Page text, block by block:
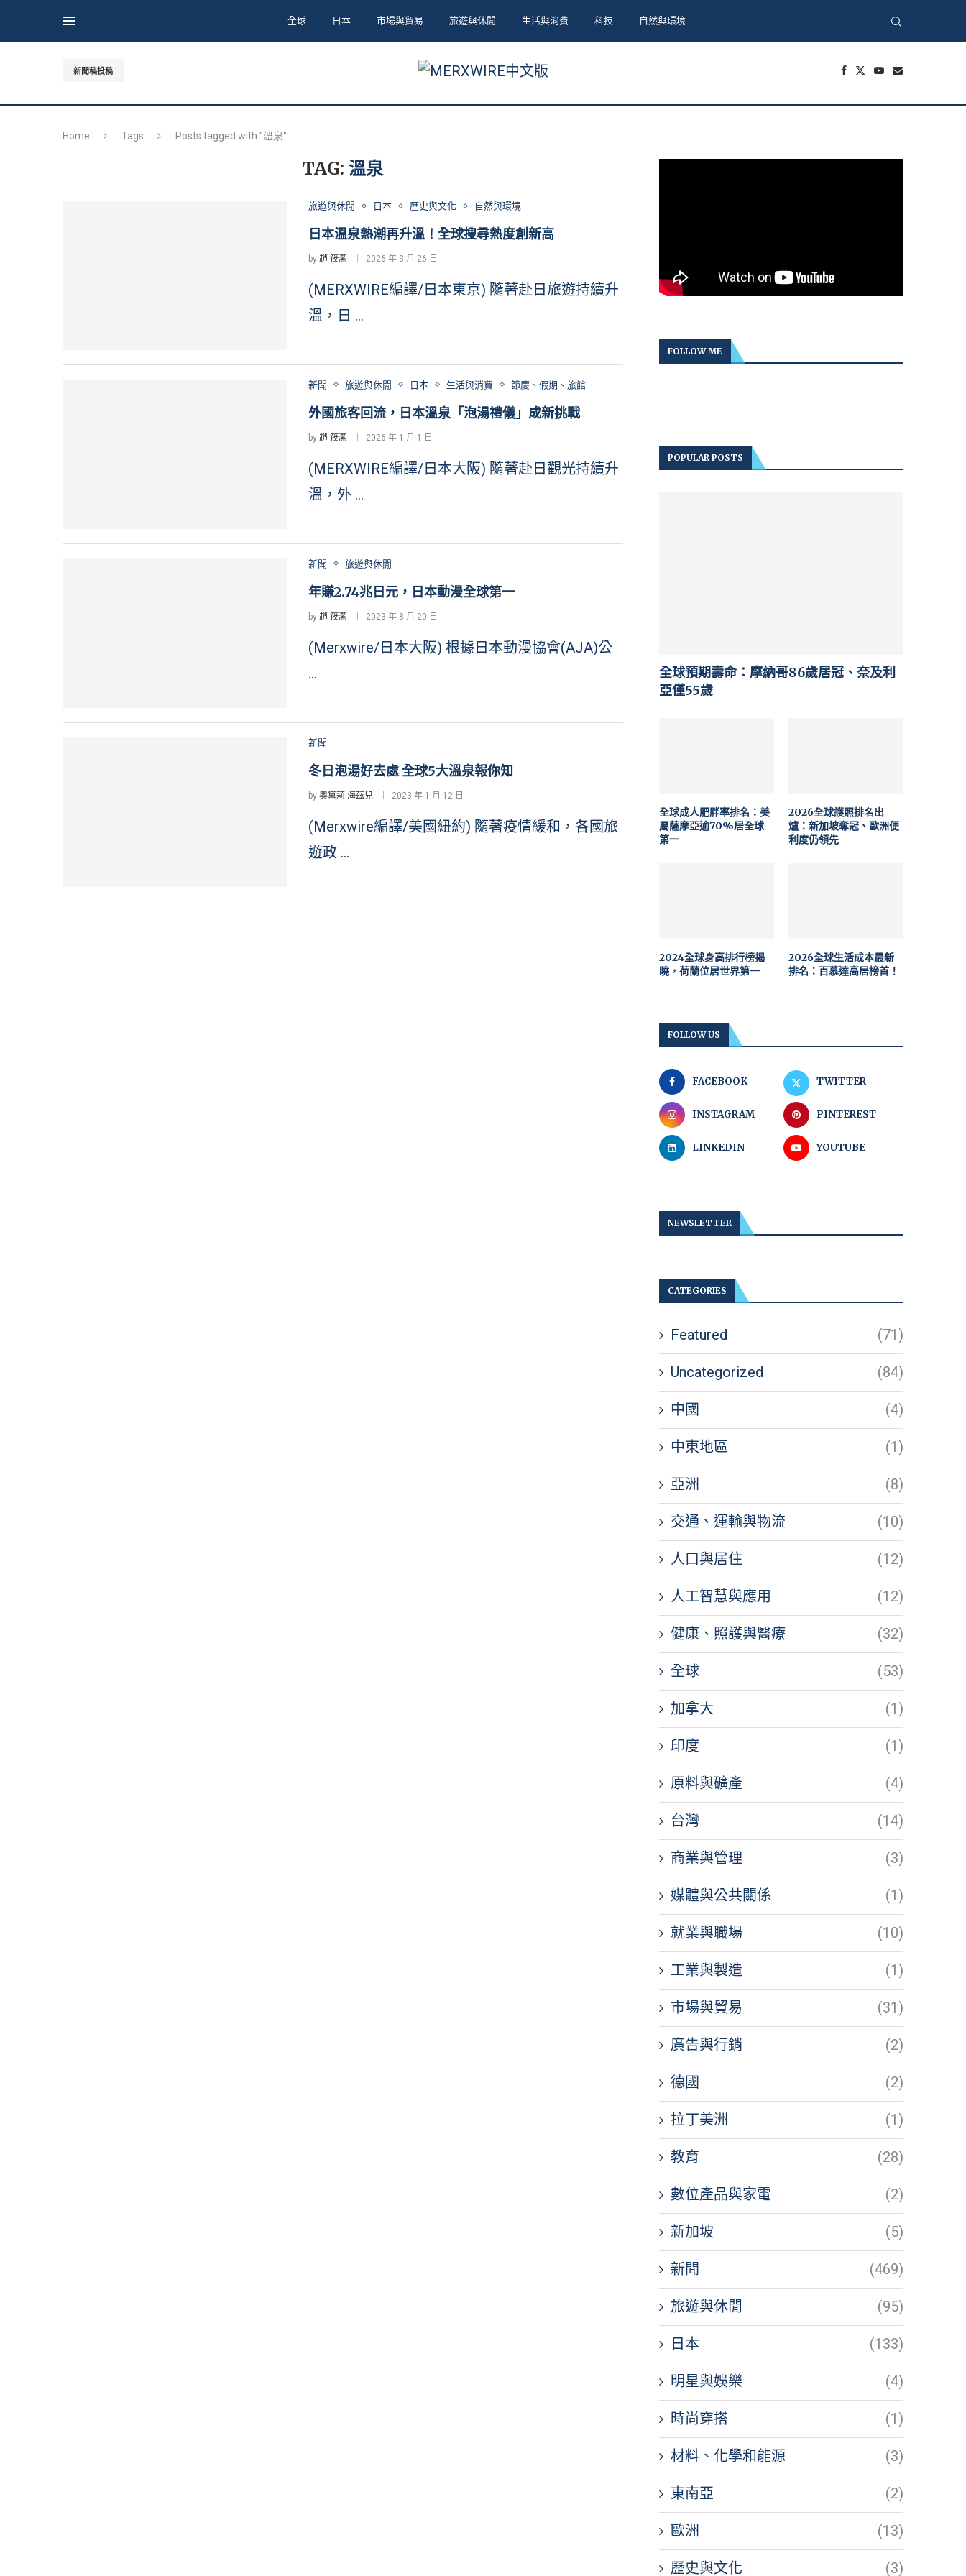
全球 日本 市場與貿易 旅遊與休閒 生活與消費 科技 自然與環境
新聞稿投稿
Home Tags Posts tagged with "溫泉"
TAG:溫泉
旅遊與休閒 日本 歷史與文化 自然與環境
日本溫泉熱潮再升溫！全球搜尋熱度創新高
by 趙 筱潔 2026 年 3 月 26 日
(MERXWIRE編譯/日本東京) 隨著赴日旅遊持續升
溫，日 …
新聞 旅遊與休閒 日本 生活與消費 節慶、假期、旅館
外國旅客回流，日本溫泉「泡湯禮儀」成新挑戰
by 趙 筱潔 2026 年 1 月 1 日
(MERXWIRE編譯/日本大阪) 隨著赴日觀光持續升
溫，外 …
新聞 旅遊與休閒
年賺2.74兆日元，日本動漫全球第一
by 趙 筱潔 2023 年 8 月 20 日
(Merxwire/日本大阪) 根據日本動漫協會(AJA)公
…
新聞
冬日泡湯好去處 全球5大溫泉報你知
by 奧黛莉 海茲兒 2023 年 1 月 12 日
(Merxwire編譯/美國紐約) 隨著疫情緩和，各國旅
遊政 …
FOLLOW ME
POPULAR POSTS
全球預期壽命：摩納哥86歲居冠、奈及利
亞僅55歲
全球成人肥胖率排名：美
屬薩摩亞逾70%居全球
第一
2026全球護照排名出
爐：新加坡奪冠、歐洲便
利度仍領先
2024全球身高排行榜揭
曉，荷蘭位居世界第一
2026全球生活成本最新
排名：百慕達高居榜首！
FOLLOW US
FACEBOOK TWITTER
INSTAGRAM PINTEREST
LINKEDIN YOUTUBE
NEWSLETTER
CATEGORIES
Featured (71)
Uncategorized (84)
中國 (4)
中東地區 (1)
亞洲 (8)
交通、運輸與物流 (10)
人口與居住 (12)
人工智慧與應用 (12)
健康、照護與醫療 (32)
全球 (53)
加拿大 (1)
印度 (1)
原料與礦產 (4)
台灣 (14)
商業與管理 (3)
媒體與公共關係 (1)
就業與職場 (10)
工業與製造 (1)
市場與貿易 (31)
廣告與行銷 (2)
德國 (2)
拉丁美洲 (1)
教育 (28)
數位產品與家電 (2)
新加坡 (5)
新聞 (469)
旅遊與休閒 (95)
日本 (133)
明星與娛樂 (4)
時尚穿搭 (1)
材料、化學和能源 (3)
東南亞 (2)
歐洲 (13)
歷史與文化 (3)